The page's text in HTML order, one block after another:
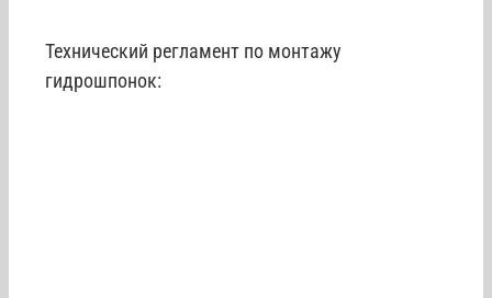
Технический регламент по монтажу
гидрошпонок: